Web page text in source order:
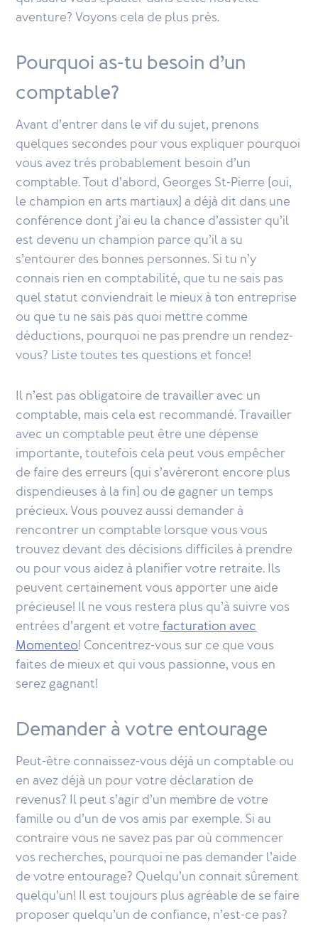
aventure? Voyons cela de plus près.
Pourquoi as-tu besoin d’un
comptable?
Avant d’entrer dans le vif du sujet, prenons
quelques secondes pour vous expliquer pourquoi
vous avez très probablement besoin d’un
comptable. Tout d’abord, Georges St-Pierre (oui,
le champion en arts martiaux) a déjà dit dans une
conférence dont j’ai eu la chance d’assister qu’il
est devenu un champion parce qu’il a su
s’entourer des bonnes personnes. Si tu n’y
connais rien en comptabilité, que tu ne sais pas
quel statut conviendrait le mieux à ton entreprise
ou que tu ne sais pas quoi mettre comme
déductions, pourquoi ne pas prendre un rendez-
vous? Liste toutes tes questions et fonce!
Il n’est pas obligatoire de travailler avec un
comptable, mais cela est recommandé. Travailler
avec un comptable peut être une dépense
importante, toutefois cela peut vous empêcher
de faire des erreurs (qui s’avèreront encore plus
dispendieuses à la fin) ou de gagner un temps
précieux. Vous pouvez aussi demander à
rencontrer un comptable lorsque vous vous
trouvez devant des décisions difficiles à prendre
ou pour vous aidez à planifier votre retraite. Ils
peuvent certainement vous apporter une aide
précieuse! Il ne vous restera plus qu’à suivre vos
entrées d’argent et votrefacturation avec
Momenteo! Concentrez-vous sur ce que vous
faites de mieux et qui vous passionne, vous en
serez gagnant!
Demander à votre entourage
Peut-être connaissez-vous déjà un comptable ou
en avez déjà un pour votre déclaration de
revenus? Il peut s’agir d’un membre de votre
famille ou d’un de vos amis par exemple. Si au
contraire vous ne savez pas par où commencer
vos recherches, pourquoi ne pas demander l’aide
de votre entourage? Quelqu’un connait sûrement
quelqu’un! Il est toujours plus agréable de se faire
proposer quelqu’un de confiance, n’est-ce pas?